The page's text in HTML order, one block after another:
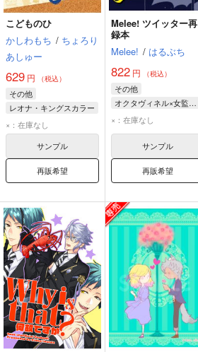
こどものひ
かしわもち / ちょろり
あしゅー
629 円 （税込）
その他
レオナ・キングスカラー
ラギー・ブッチ
ジャック・ハウル
×：在庫なし
サンプル
再販希望
Melee! ツイッター再
録本
Melee! / はるぶち
822 円 （税込）
その他
オクタヴィネル×女監督生
オクタヴィネル
×：在庫なし
サンプル
再販希望